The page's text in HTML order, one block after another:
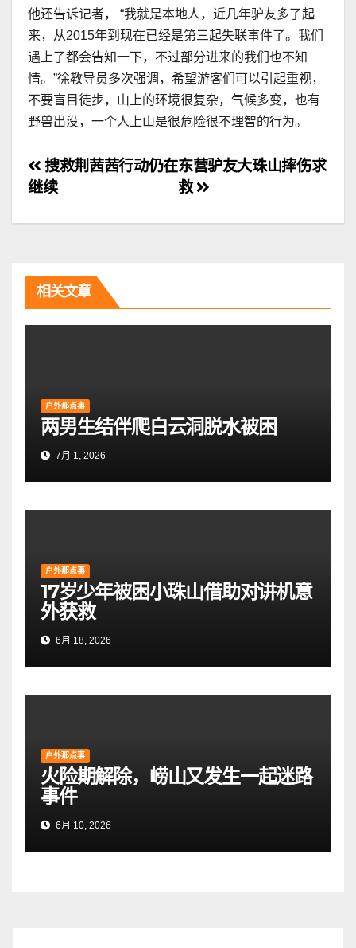
他还告诉记者， “我就是本地人，近几年驴友多了起
来，从2015年到现在已经是第三起失联事件了。我们
遇上了都会告知一下，不过部分进来的我们也不知
情。”徐教导员多次强调，希望游客们可以引起重视，
不要盲目徒步，山上的环境很复杂，气候多变，也有
野兽出没，一个人上山是很危险很不理智的行为。
文
章
航
东营驴友大珠山摔伤求
救
搜救荆茜茜行动仍在
继续
相关文章
户外那点事
两男生结伴爬白云洞脱水被困
7月 1, 2026
户外那点事
17岁少年被困小珠山借助对讲机意
外获救
6月 18, 2026
户外那点事
火险期解除，崂山又发生一起迷路
事件
6月 10, 2026